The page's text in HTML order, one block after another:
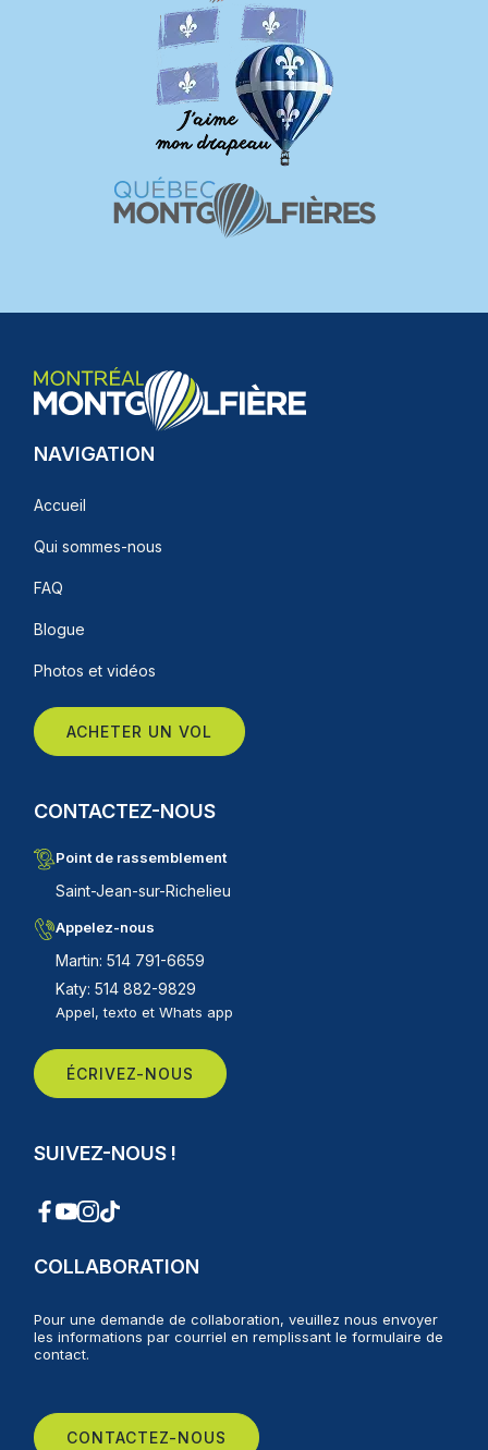
NAVIGATION
Accueil
Qui sommes-nous
FAQ
Blogue
Photos et vidéos
ACHETER UN VOL
CONTACTEZ-NOUS
Point de rassemblement
Saint-Jean-sur-Richelieu
Appelez-nous
Martin: 514 791-6659
Katy: 514 882-9829
Appel, texto et Whats app
ÉCRIVEZ-NOUS
SUIVEZ-NOUS !
COLLABORATION
Pour une demande de collaboration, veuillez nous envoyer
les informations par courriel en remplissant le formulaire de
contact.
CONTACTEZ-NOUS